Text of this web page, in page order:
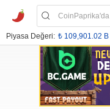
Piyasa Değeri: ₺ 109,901.02 B